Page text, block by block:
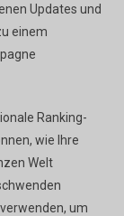
Updates und
einem
Ranking-
wie Ihre
Welt
um